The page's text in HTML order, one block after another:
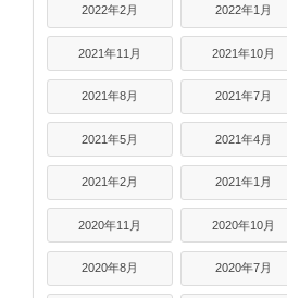
2022年2月 2022年1月
2021年11月 2021年10月
2021年8月 2021年7月
2021年5月 2021年4月
2021年2月 2021年1月
2020年11月 2020年10月
2020年8月 2020年7月